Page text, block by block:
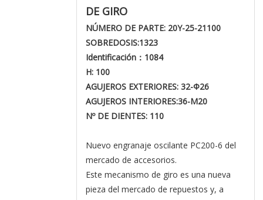
DE GIRO
NÚMERO DE PARTE: 20Y-25-21100
SOBREDOSIS:1323
Identificación：1084
H: 100
AGUJEROS EXTERIORES: 32-Φ26
AGUJEROS INTERIORES:36-M20
Nº DE DIENTES: 110
Nuevo engranaje oscilante PC200-6 del
mercado de accesorios.
Este mecanismo de giro es una nueva
pieza del mercado de repuestos y, a